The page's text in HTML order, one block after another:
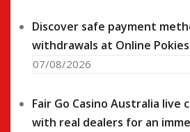
Discover safe payment
withdrawals at Online
07/08/2026
Fair Go Casino Australia live
with real dealers for an